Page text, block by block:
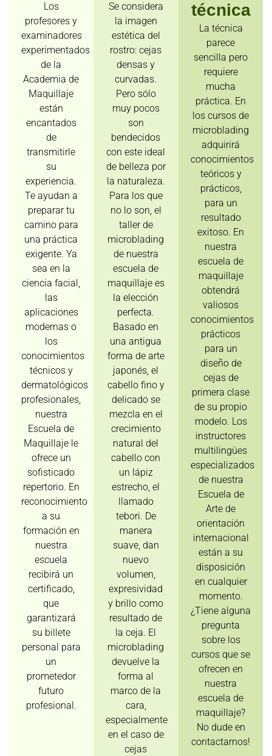
Los
profesores y
examinadores
experimentados
de la
Academia de
Maquillaje
están
encantados
de
transmitirle
su
experiencia.
Te ayudan a
preparar tu
camino para
una práctica
exigente. Ya
sea en la
ciencia facial,
las
aplicaciones
modernas o
los
conocimientos
técnicos y
dermatológicos
profesionales,
nuestra
Escuela de
Maquillaje le
ofrece un
sofisticado
repertorio. En
reconocimiento
a su
formación en
nuestra
escuela
recibirá un
certificado,
que
garantizará
su billete
personal para
un
prometedor
futuro
profesional.
Se considera
la imagen
estética del
rostro: cejas
densas y
curvadas.
Pero sólo
muy pocos
son
bendecidos
con este ideal
de belleza por
la naturaleza.
Para los que
no lo son, el
taller de
microblading
de nuestra
escuela de
maquillaje es
la elección
perfecta.
Basado en
una antigua
forma de arte
japonés, el
cabello fino y
delicado se
mezcla en el
crecimiento
natural del
cabello con
un lápiz
estrecho, el
llamado
tebori. De
manera
suave, dan
nuevo
volumen,
expresividad
y brillo como
resultado de
la ceja. El
microblading
devuelve la
forma al
marco de la
cara,
especialmente
en el caso de
cejas
técnica
La técnica
parece
sencilla pero
requiere
mucha
práctica. En
los cursos de
microblading
adquirirá
conocimientos
teóricos y
prácticos,
para un
resultado
exitoso. En
nuestra
escuela de
maquillaje
obtendrá
valiosos
conocimientos
prácticos
para un
diseño de
cejas de
primera clase
de su propio
modelo. Los
instructores
multilingües
especializados
de nuestra
Escuela de
Arte de
orientación
internacional
están a su
disposición
en cualquier
momento.
¿Tiene alguna
pregunta
sobre los
cursos que se
ofrecen en
nuestra
escuela de
maquillaje?
No dude en
contactarnos!